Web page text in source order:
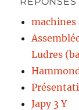
machines
Ludres
Japy 3 Y